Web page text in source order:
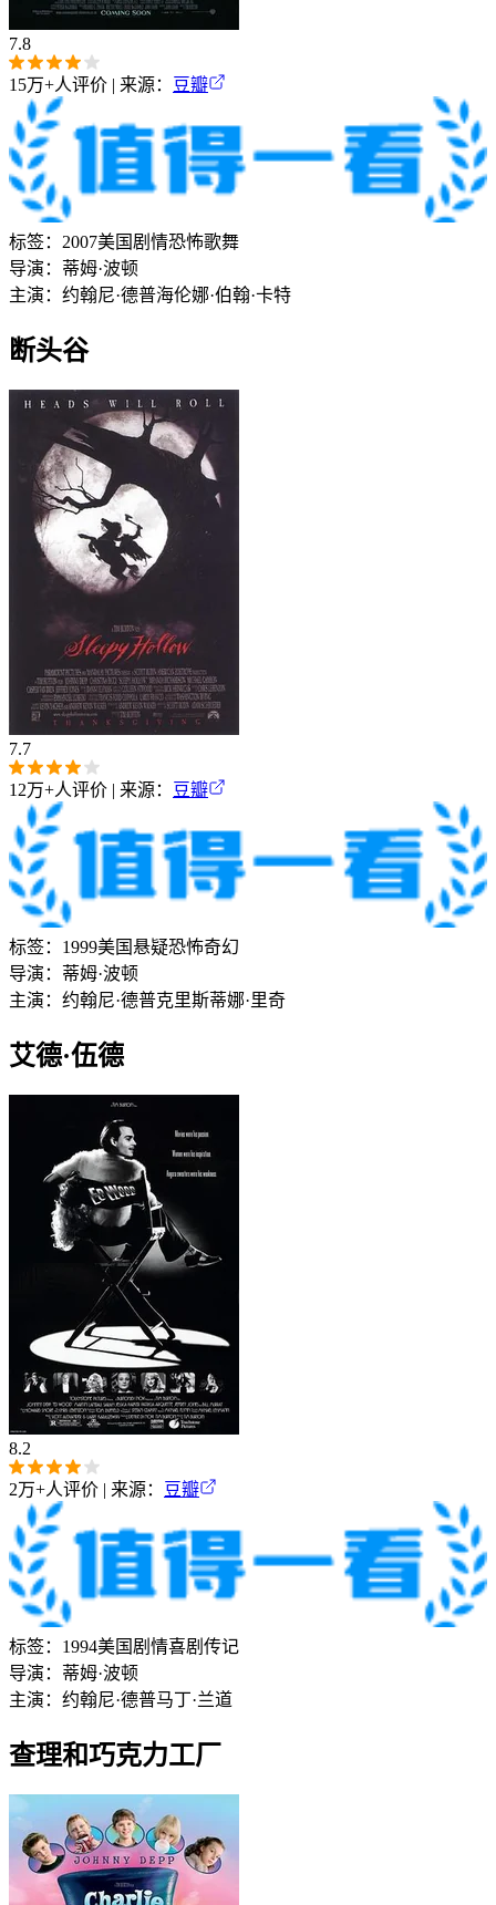
7.8
15万+人评价 | 来源： 豆瓣
标签： 2007美国 剧情恐怖歌舞
导演： 蒂姆·波顿
主演： 约翰尼·德普海伦娜·伯翰·卡特
断头谷
7.7
12万+人评价 | 来源： 豆瓣
标签： 1999美国 悬疑恐怖奇幻
导演： 蒂姆·波顿
主演： 约翰尼·德普克里斯蒂娜·里奇
艾德·伍德
8.2
2万+人评价 | 来源： 豆瓣
标签： 1994美国 剧情喜剧 传记
导演： 蒂姆·波顿
主演： 约翰尼·德普马丁·兰道
查理和巧克力工厂